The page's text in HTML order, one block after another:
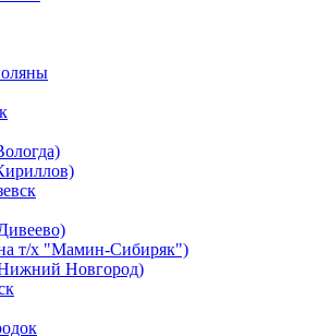
т/х "Мамин-Сибиряк")
Новгород)